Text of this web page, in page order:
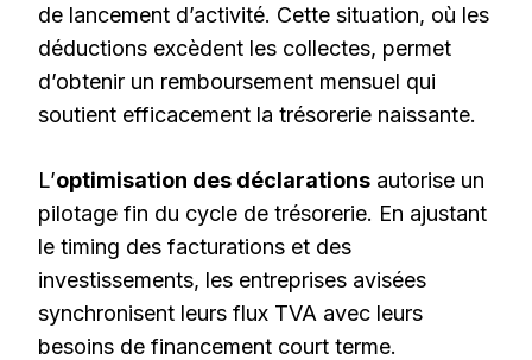
de lancement d’activité. Cette situation, où les
déductions excèdent les collectes, permet
d’obtenir un remboursement mensuel qui
soutient efficacement la trésorerie naissante.
L’optimisation des déclarations autorise un
pilotage fin du cycle de trésorerie. En ajustant
le timing des facturations et des
investissements, les entreprises avisées
synchronisent leurs flux TVA avec leurs
besoins de financement court terme.